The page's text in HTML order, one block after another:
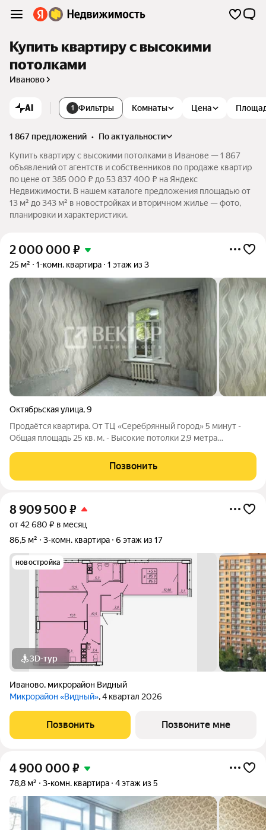
Купить квартиру с высокими
потолками
Иваново
AI 1 Фильтры Комнаты Цена
1 867 предложений •
по актуальности
Купить квартиру с высокими потолками в Иванове — 1 867
объявлений от агентств и собственников по продаже квартир
по цене от 385 000 ₽ до 53 837 400 ₽ на Яндекс
Недвижимости. В нашем каталоге предложения площадью от
13 м² до 343 м² в новостройках и вторичном жилье — фото,
планировки и характеристики.
2 000 000 ₽
25 м² 1-комн. квартира 1 этаж из 3
Октябрьская улица,9
Продаётся квартира. От ТЦ «Серебрянный город» 5 минут -
Общая площадь 25 кв. м. - Высокие потолки 2,9 метра
мебель - санузел совмещённый - в квартире индивидуальное
газовое отопление, -
Позвонить
8 909 500 ₽
от 42 680 ₽ в месяц
86,5 м²
3-комн. квартира 6 этаж из 17
новостройка
3D-тур
Иваново, микрорайон Видный
Микрорайон «Видный», 4 квартал 2026
Позвонить Позвоните мне
4 900 000 ₽
78,8 м² 3-комн. квартира 4 этаж из 5